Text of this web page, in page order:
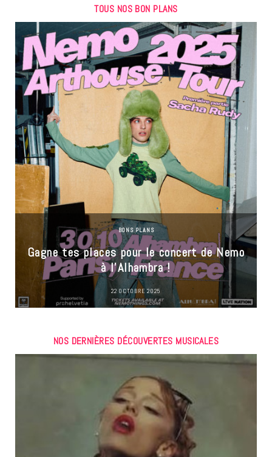
TOUS NOS BON PLANS
BONS PLANS
Gagne tes places pour le concert de Nemo
à l’Alhambra !
22 OCTOBRE 2025
NOS DERNIÈRES DÉCOUVERTES MUSICALES